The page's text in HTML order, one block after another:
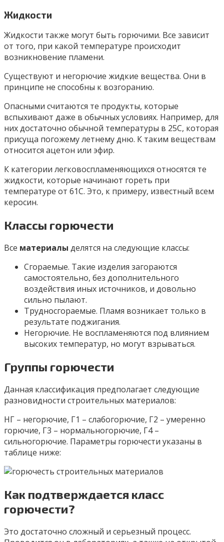
Жидкости
Жидкости также могут быть горючими. Все зависит
от того, при какой температуре происходит
возникновение пламени.
Существуют и негорючие жидкие вещества. Они в
принципе не способны к возгоранию.
Опасными считаются те продукты, которые
вспыхивают даже в обычных условиях. Например, для
них достаточно обычной температуры в 25С, которая
присуща погожему летнему дню. К таким веществам
относится ацетон или эфир.
К категории легковоспламеняющихся относятся те
жидкости, которые начинают гореть при
температуре от 61С. Это, к примеру, известный всем
керосин.
Классы горючести
Все материалы делятся на следующие классы:
Сгораемые. Такие изделия загораются
самостоятельно, без дополнительного
воздействия иных источников, и довольно
сильно пылают.
Трудносгораемые. Пламя возникает только в
результате поджигания.
Негорючие. Не воспламеняются под влиянием
высоких температур, но могут взрываться.
Группы горючести
Данная классификация предполагает следующие
разновидности строительных материалов:
НГ – негорючие, Г1 – слабогорючие, Г2 – умеренно
горючие, Г3 – нормальногорючие, Г4 –
сильногорючие. Параметры горючести указаны в
таблице ниже:
Как подтверждается класс
горючести?
Это достаточно сложный и серьезный процесс.